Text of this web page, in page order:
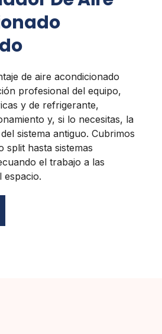
de aire acondicionado
profesional del equipo,
y de refrigerante,
y, si lo necesitas, la
sistema antiguo. Cubrimos
split hasta sistemas
el trabajo a las
espacio.